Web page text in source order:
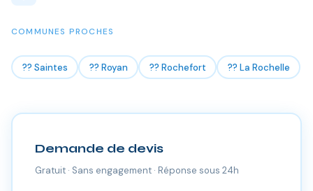
COMMUNES PROCHES
?? Saintes ?? Royan ?? Rochefort ?? La Rochelle
Demande de devis
Gratuit · Sans engagement · Réponse sous 24h